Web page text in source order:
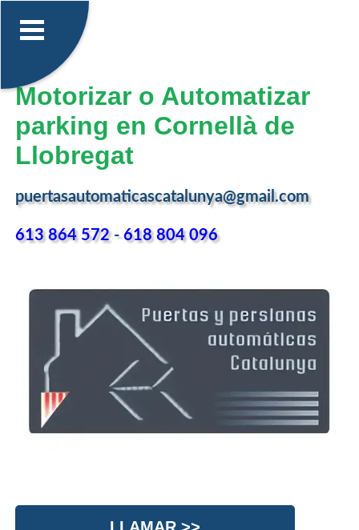
Motorizar o Automatizar
parking en Cornellà de
Llobregat
puertasautomaticascatalunya@gmail.com
613 864 572-618 804 096